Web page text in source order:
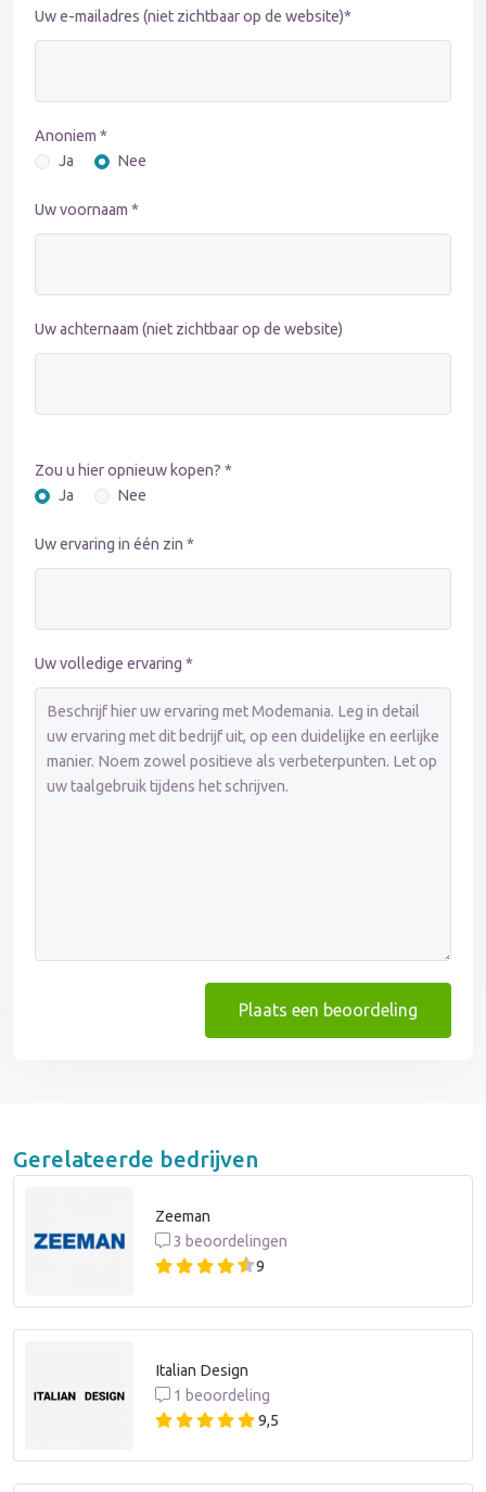
Uw e-mailadres (niet zichtbaar op de website)*
Anoniem *
Ja
Nee
Uw voornaam *
Uw achternaam (niet zichtbaar op de website)
Zou u hier opnieuw kopen? *
Ja
Nee
Uw ervaring in één zin *
Uw volledige ervaring *
Plaats een beoordeling
Gerelateerde bedrijven
Zeeman
3 beoordelingen
9
Italian Design
1 beoordeling
9,5